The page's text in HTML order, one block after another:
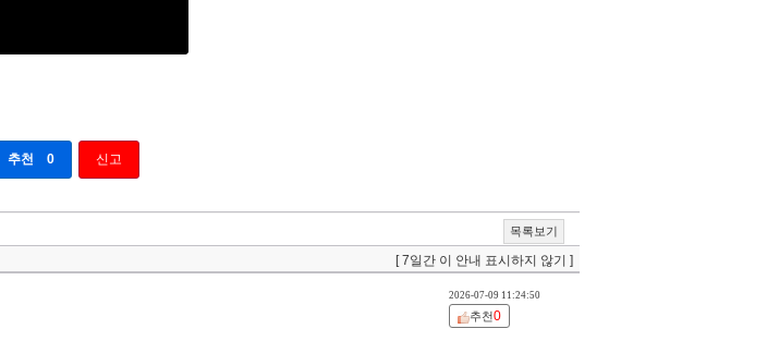
추천 0 신고
목록보기
[ 7일간 이 안내 표시하지 않기 ]
2026-07-09 11:24:50
추천0